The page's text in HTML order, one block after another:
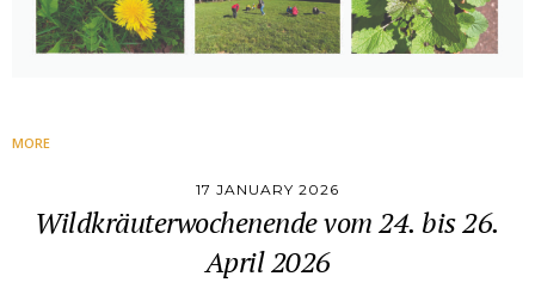
MORE
17 JANUARY 2026
Wildkräuterwochenende vom 24. bis 26.
April 2026